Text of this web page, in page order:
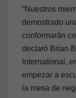
“Nuestros
demostrado
conformarán
declaró Brian
International,
empezar a
la mesa de